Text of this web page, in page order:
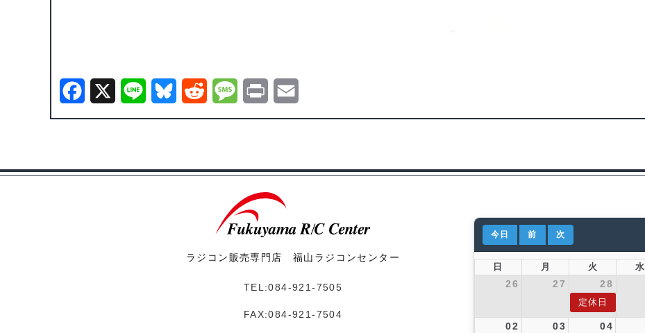
a
X
i
B
l
R
e
M
e
g
P
r
t
m
ラジコン販売専門店 福山ラジコンセンター
TEL:084-921-7505
FAX:084-921-7504
今日 前 次
日 月 火 水
26 27 28
定休日
02 03 04